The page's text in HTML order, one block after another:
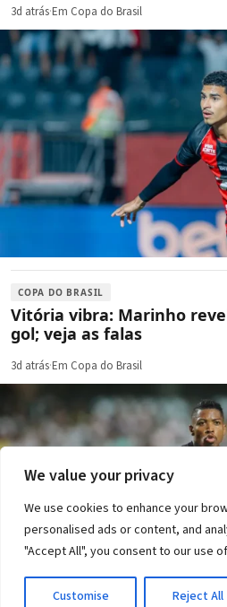
We value your privacy
We use cookies to enhance your
personalised ads or content, and
"Accept All", you consent to our use
Customise Reject All
3d atrás·Em Copa do Brasil
COPA DO BRASIL
Vitória vibra: Marinho
gol; veja as falas
3d atrás·Em Copa do Brasil